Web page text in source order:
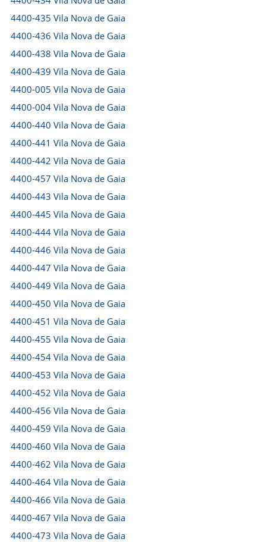
4400-435 Vila Nova de Gaia
4400-436 Vila Nova de Gaia
4400-438 Vila Nova de Gaia
4400-439 Vila Nova de Gaia
4400-005 Vila Nova de Gaia
4400-004 Vila Nova de Gaia
4400-440 Vila Nova de Gaia
4400-441 Vila Nova de Gaia
4400-442 Vila Nova de Gaia
4400-457 Vila Nova de Gaia
4400-443 Vila Nova de Gaia
4400-445 Vila Nova de Gaia
4400-444 Vila Nova de Gaia
4400-446 Vila Nova de Gaia
4400-447 Vila Nova de Gaia
4400-449 Vila Nova de Gaia
4400-450 Vila Nova de Gaia
4400-451 Vila Nova de Gaia
4400-455 Vila Nova de Gaia
4400-454 Vila Nova de Gaia
4400-453 Vila Nova de Gaia
4400-452 Vila Nova de Gaia
4400-456 Vila Nova de Gaia
4400-459 Vila Nova de Gaia
4400-460 Vila Nova de Gaia
4400-462 Vila Nova de Gaia
4400-464 Vila Nova de Gaia
4400-466 Vila Nova de Gaia
4400-467 Vila Nova de Gaia
4400-473 Vila Nova de Gaia